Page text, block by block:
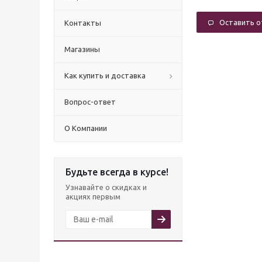
Контакты
Магазины
Как купить и доставка
Вопрос-ответ
О Компании
Будьте всегда в курсе!
Узнавайте о скидках и
акциях первым
Оставить